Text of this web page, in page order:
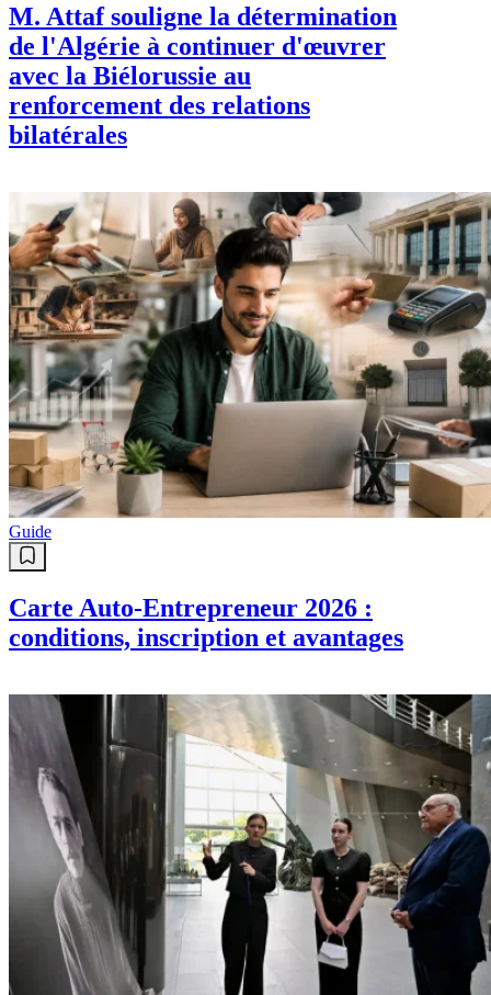
M. Attaf souligne la détermination
de l'Algérie à continuer d'œuvrer
avec la Biélorussie au
renforcement des relations
bilatérales
Guide
Carte Auto-Entrepreneur 2026 :
conditions, inscription et avantages